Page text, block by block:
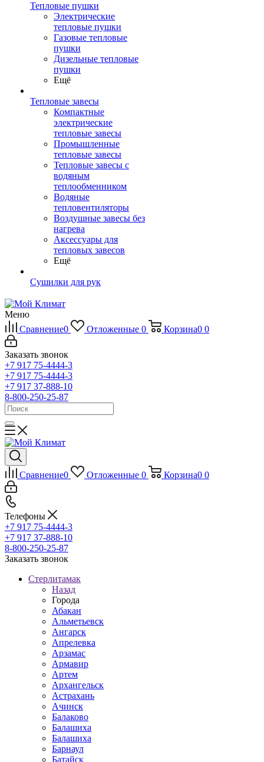
Тепловые пушки
Электрические
тепловые пушки
Газовые тепловые
пушки
Дизельные тепловые
пушки
Ещё
Тепловые завесы
Компактные
электрические
тепловые завесы
Промышленные
тепловые завесы
Тепловые завесы с
водяным
теплообменником
Водяные
тепловентиляторы
Воздушные завесы без
нагрева
Аксессуары для
тепловых завесов
Ещё
Сушилки для рук
Меню
Сравнение0 Отложенные 0 Корзина0 0
Заказать звонок
+7 917 75-4444-3
+7 917 75-4444-3
+7 917 37-888-10
8-800-250-25-87
Сравнение0 Отложенные 0 Корзина0 0
Телефоны
+7 917 75-4444-3
+7 917 37-888-10
8-800-250-25-87
Заказать звонок
Стерлитамак
Назад
Города
Абакан
Альметьевск
Ангарск
Апрелевка
Арзамас
Армавир
Артем
Архангельск
Астрахань
Ачинск
Балаково
Балашиха
Балашиха
Барнаул
Батайск